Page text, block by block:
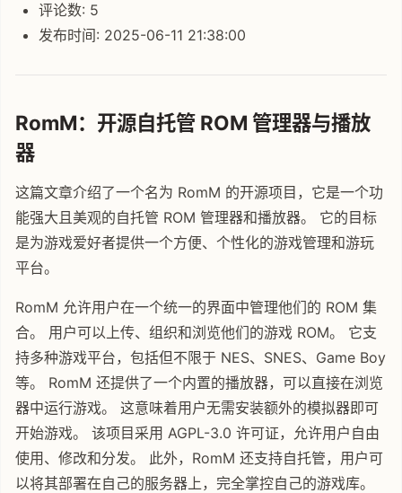
评论数: 5
发布时间: 2025-06-11 21:38:00
RomM：开源自托管 ROM 管理器与播放
器
这篇文章介绍了一个名为 RomM 的开源项目，它是一个功
能强大且美观的自托管 ROM 管理器和播放器。 它的目标
是为游戏爱好者提供一个方便、个性化的游戏管理和游玩
平台。
RomM 允许用户在一个统一的界面中管理他们的 ROM 集
合。 用户可以上传、组织和浏览他们的游戏 ROM。 它支
持多种游戏平台，包括但不限于 NES、SNES、Game Boy
等。 RomM 还提供了一个内置的播放器，可以直接在浏览
器中运行游戏。 这意味着用户无需安装额外的模拟器即可
开始游戏。 该项目采用 AGPL-3.0 许可证，允许用户自由
使用、修改和分发。 此外，RomM 还支持自托管，用户可
以将其部署在自己的服务器上，完全掌控自己的游戏库。